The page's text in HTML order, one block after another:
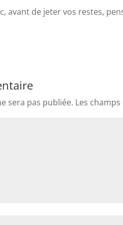
avant de jeter vos restes,
sera pas publiée. Les